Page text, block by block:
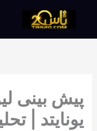
پیش بینی
یونایتد |